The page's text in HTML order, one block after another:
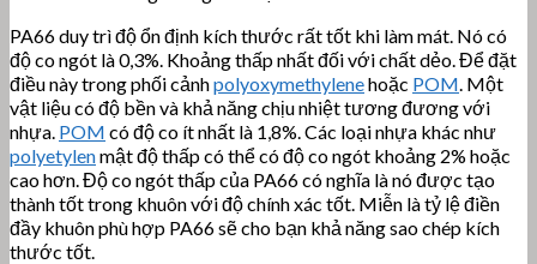
PA66 duy trì độ ổn định kích thước rất tốt khi làm mát. Nó có
độ co ngót là 0,3%. Khoảng thấp nhất đối với chất dẻo. Để đặt
điều này trong phối cảnhpolyoxymethylenehoặc POM . Một
vật liệu có độ bền và khả năng chịu nhiệt tương đương với
nhựa. POM có độ co ít nhất là 1,8%. Các loại nhựa khác như
polyetylenmật độ thấp có thể có độ co ngót khoảng 2% hoặc
cao hơn. Độ co ngót thấp của PA66 có nghĩa là nó được tạo
thành tốt trong khuôn với độ chính xác tốt. Miễn là tỷ lệ điền
đầy khuôn phù hợp PA66 sẽ cho bạn khả năng sao chép kích
thước tốt.